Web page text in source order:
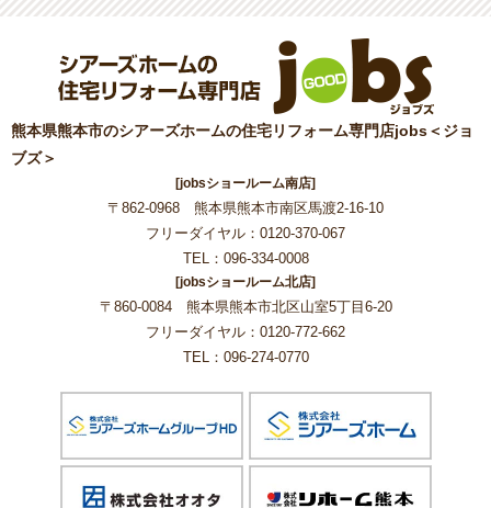
熊本県熊本市のシアーズホームの住宅リフォーム専門店jobs＜ジョ
ブズ＞
[jobsショールーム南店]
〒862-0968 熊本県熊本市南区馬渡2-16-10
フリーダイヤル：0120-370-067
TEL：096-334-0008
[jobsショールーム北店]
〒860-0084 熊本県熊本市北区山室5丁目6-20
フリーダイヤル：0120-772-662
TEL：096-274-0770